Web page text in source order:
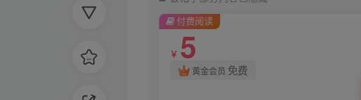
付费阅读
￥ 5
黄金会员 免费